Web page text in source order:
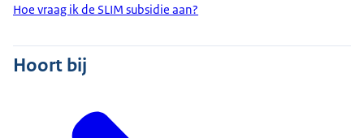
Hoe vraag ik de SLIM subsidie aan?
Hoort bij